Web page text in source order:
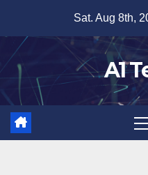
content
Sat. Aug 8th,
A1